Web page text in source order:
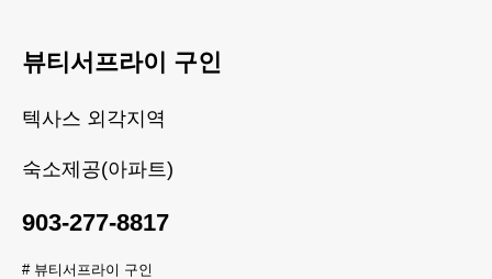
뷰티서프라이 구인
텍사스 외각지역
숙소제공(아파트)
903-277-8817
# 뷰티서프라이 구인